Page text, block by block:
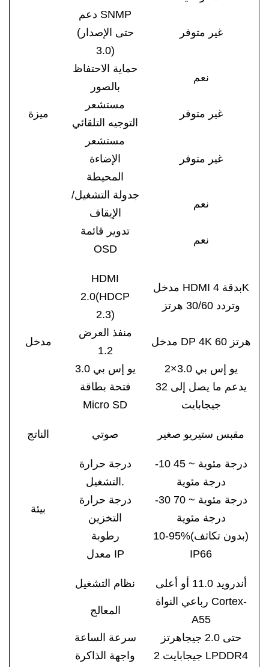
ميزة
دعم SNMP
(حتى الإصدار
3.0)
غير متوفر
حماية الاحتفاظ
بالصور
نعم
مستشعر
التوجيه التلقائي
غير متوفر
مستشعر
الإضاءة
المحيطة
غير متوفر
جدولة التشغيل/
الإيقاف
نعم
تدوير قائمة
OSD
نعم
مدخل
HDMI
2.0(HDCP
2.3)
مدخل HDMI بدقة 4K
وتردد 30/60 هرتز
منفذ العرض
1.2
مدخل DP 4K 60 هرتز
يو إس بي 3.0
يو إس بي 3.0×2
فتحة بطاقة
Micro SD
يدعم ما يصل إلى 32
جيجابايت
الناتج صوتي مقبس ستيريو صغير
بيئة
درجة حرارة
التشغيل.
-10 درجة مئوية ~ 45
درجة مئوية
درجة حرارة
التخزين
-30 درجة مئوية ~ 70
درجة مئوية
رطوبة
10-95%(بدون تكاثف)
معدل IP
IP66
نظام التشغيل أندرويد 11.0 أو أعلى
المعالج
رباعي النواة Cortex-
A55
سرعة الساعة
حتى 2.0 جيجاهرتز
واجهة الذاكرة
2 جيجابايت LPDDR4